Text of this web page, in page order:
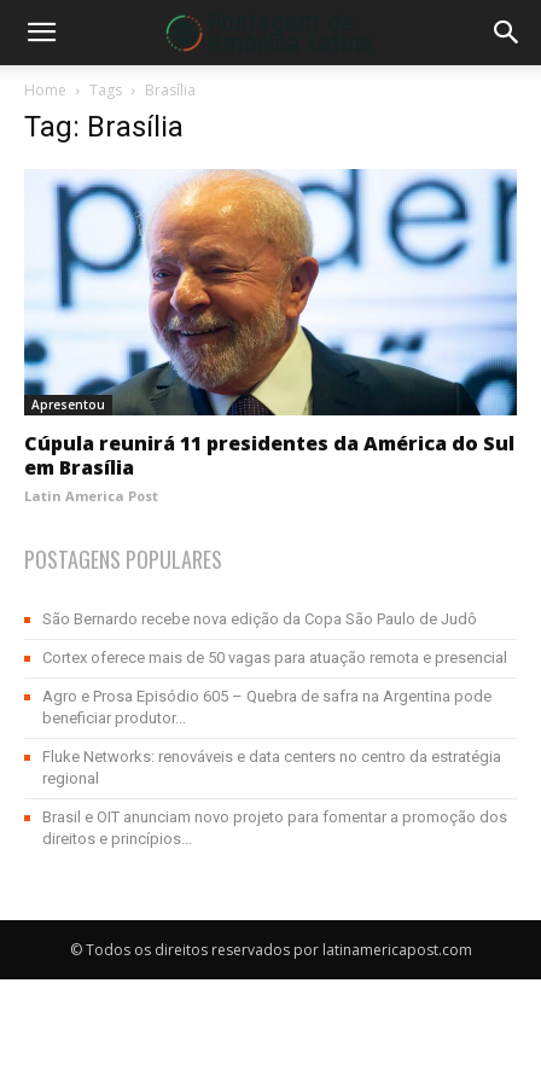
Home Tags Brasília
Tag: Brasília
Apresentou
Cúpula reunirá 11 presidentes da América do Sul
em Brasília
Latin America Post
POSTAGENS POPULARES
São Bernardo recebe nova edição da Copa São Paulo de Judô
Cortex oferece mais de 50 vagas para atuação remota e presencial
Agro e Prosa Episódio 605 – Quebra de safra na Argentina pode
beneficiar produtor...
Fluke Networks: renováveis e data centers no centro da estratégia
regional
Brasil e OIT anunciam novo projeto para fomentar a promoção dos
direitos e princípios...
© Todos os direitos reservados por latinamericapost.com